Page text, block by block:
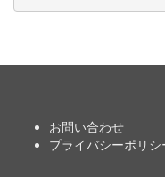
お問い合わせ
プライバシーポリシ